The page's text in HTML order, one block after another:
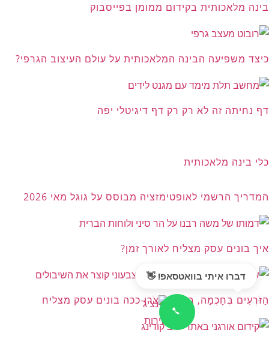
בינה מלאכותית בקידום ממומן בפייסבוק
כיצד משפיעה הבינה המלאכותית על עולם העיצוב הגרפי?
דף נחיתה זה לא רק רק דף דיגיטלי יפה
כלי בינה מלאכותית
המדריך הרשמי לאופטימזציה מבוסס על גוגל מאי 2026
איך בונים עסק מצליח לאורך זמן?
הַזֹּרְעִים בְּחָכְמָה, בְּרִנָּה יִקְצֹרוּ-ככה בונים עסק מצליח
דברו איתי בוואטסאפ! 👋